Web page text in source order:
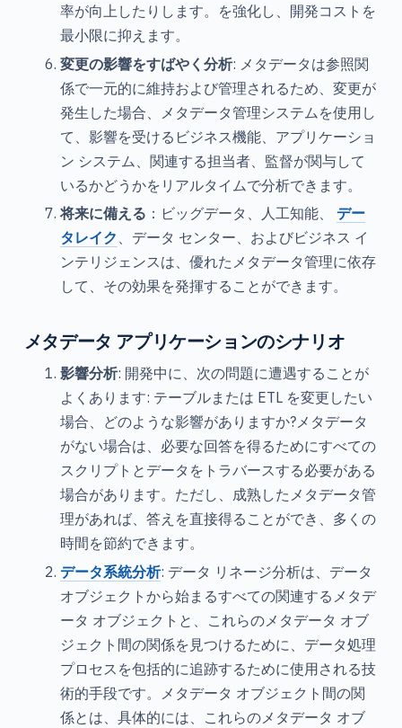
率が向上したりします。を強化し、開発コストを
最小限に抑えます。
変更の影響をすばやく分析: メタデータは参照関
係で一元的に維持および管理されるため、変更が
発生した場合、メタデータ管理システムを使用し
て、影響を受けるビジネス機能、アプリケーショ
ン システム、関連する担当者、監督が関与して
いるかどうかをリアルタイムで分析できます。
将来に備える ：ビッグデータ、人工知能、 デー
タレイク 、データ センター、およびビジネス イ
ンテリジェンスは、優れたメタデータ管理に依存
して、その効果を発揮することができます。
メタデータ アプリケーションのシナリオ
影響分析: 開発中に、次の問題に遭遇することが
よくあります: テーブルまたは ETL を変更したい
場合、どのような影響がありますか?メタデータ
がない場合は、必要な回答を得るためにすべての
スクリプトとデータをトラバースする必要がある
場合があります。ただし、成熟したメタデータ管
理があれば、答えを直接得ることができ、多くの
時間を節約できます。
データ系統分析: データ リネージ分析は、データ
オブジェクトから始まるすべての関連するメタデ
ータ オブジェクトと、これらのメタデータ オブ
ジェクト間の関係を見つけるために、データ処理
プロセスを包括的に追跡するために使用される技
術的手段です。メタデータ オブジェクト間の関
係とは、具体的には、これらのメタデータ オブ